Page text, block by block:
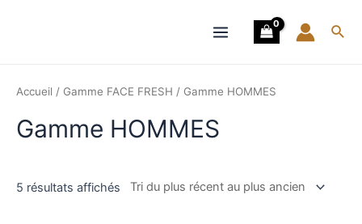
Menu
Accueil / Gamme FACE FRESH / Gamme HOMMES
Gamme HOMMES
5 résultats affichés